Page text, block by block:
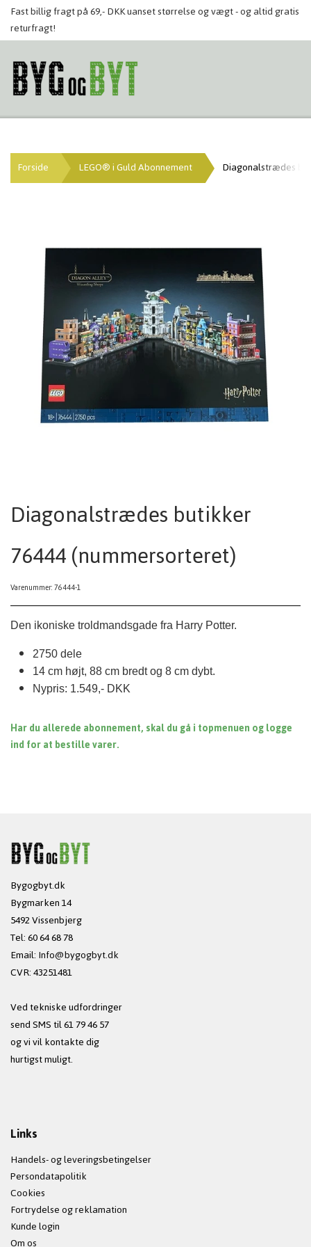
Fast billig fragt på 69,- DKK uanset størrelse og vægt - og altid gratis
returfragt!
Forside LEGO® i Guld Abonnement Diagonalstrædes
Diagonalstrædes butikker
76444 (nummersorteret)
Varenummer: 76444-1
Den ikoniske troldmandsgade fra Harry Potter.
2750 dele
14 cm højt, 88 cm bredt og 8 cm dybt.
Nypris: 1.549,- DKK
Har du allerede abonnement, skal du gå i topmenuen og logge
ind for at bestille varer.
Bygogbyt.dk
Bygmarken 14
5492 Vissenbjerg
Tel: 60 64 68 78
Email:Info@bygogbyt.dk
CVR: 43251481
Ved tekniske udfordringer
send SMS til 61 79 46 57
og vi vil kontakte dig
hurtigst muligt.
Links
Handels- og leveringsbetingelser
Persondatapolitik
Cookies
Fortrydelse og reklamation
Kunde login
Om os